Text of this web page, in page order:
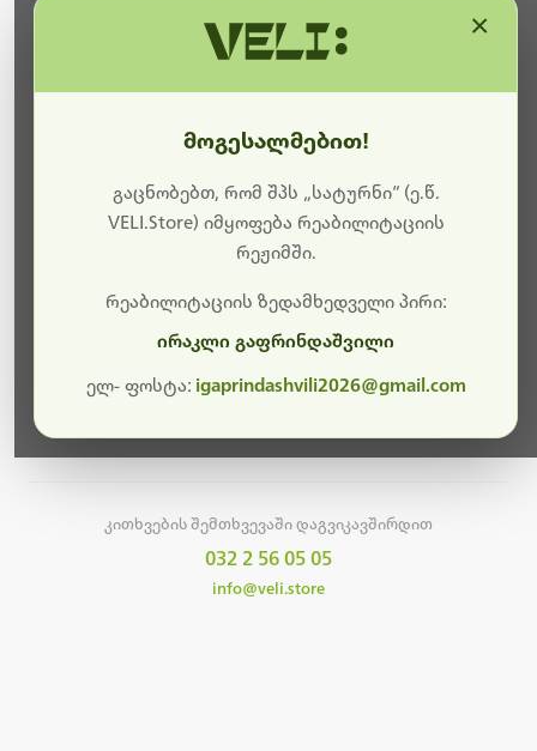
ბოდიშს გიხდით შეფერხებისთვის. ამჟამად
მიმდინარეობს საიტის განახლება და ტექნიკური
სამუშაოები.
მალე ისევ ხელმისაწვდომი იქნება. გმადლობთ
კითხვების შემთხვევაში დაგვიკავშირდით
032 2 56 05 05
info@veli.store
მოგესალმებით!
გაცნობებთ, რომ შპს „სატურნი“ (ე.წ.
VELI.Store) იმყოფება რეაბილიტაციის
რეჟიმში.
რეაბილიტაციის ზედამხედველი პირი:
ირაკლი გაფრინდაშვილი
ელ- ფოსტა: igaprindashvili2026@gmail.com
×